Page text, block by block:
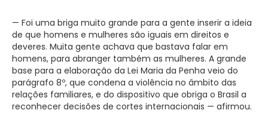
— Foi uma briga muito grande para a gente inserir a ideia
de que homens e mulheres são iguais em direitos e
deveres. Muita gente achava que bastava falar em
homens, para abranger também as mulheres. A grande
base para a elaboração da Lei Maria da Penha veio do
parágrafo 8º, que condena a violência no âmbito das
relações familiares, e do dispositivo que obriga o Brasil a
reconhecer decisões de cortes internacionais — afirmou.